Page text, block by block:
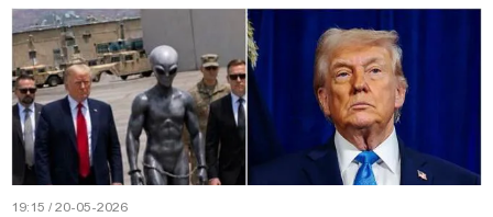
19:15 / 20-05-2026